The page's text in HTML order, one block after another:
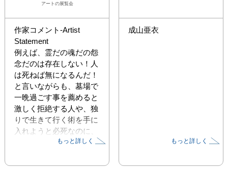
アート の展覧会
作家コメント-Artist
Statement
例えば、霊だの魂だの怨
念だのは存在しない！人
は死ねば無になるんだ！
と言いながらも、墓場で
一晩過ごす事を薦めると
激しく拒絶する人や、独
りで生きて行く術を手に
入れようと必死なのに、
孤独死を恐れてしまう
面で見える人々の内面の
もっと詳しく
成山亜衣
もっと詳しく